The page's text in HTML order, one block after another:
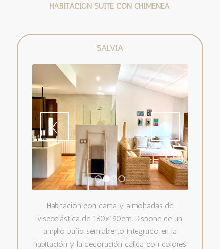
HABITACIÓN SUITE CON CHIMENEA
SALVIA
1 2 3 4
Habitación con cama y almohadas de
viscoelástica de 160x190cm. Dispone de un
amplio baño semiabierto integrado en la
habitación y la decoración cálida con colores